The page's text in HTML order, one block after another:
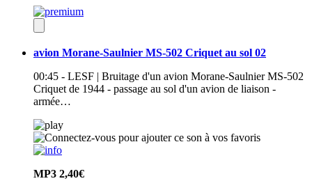
avion Morane-Saulnier MS-502 Criquet au sol 02
00:45 - LESF | Bruitage d'un avion Morane-Saulnier MS-502
Criquet de 1944 - passage au sol d'un avion de liaison -
armée…
MP3 2,40€